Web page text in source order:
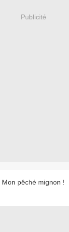
Publicité
Mon pêché mignon !